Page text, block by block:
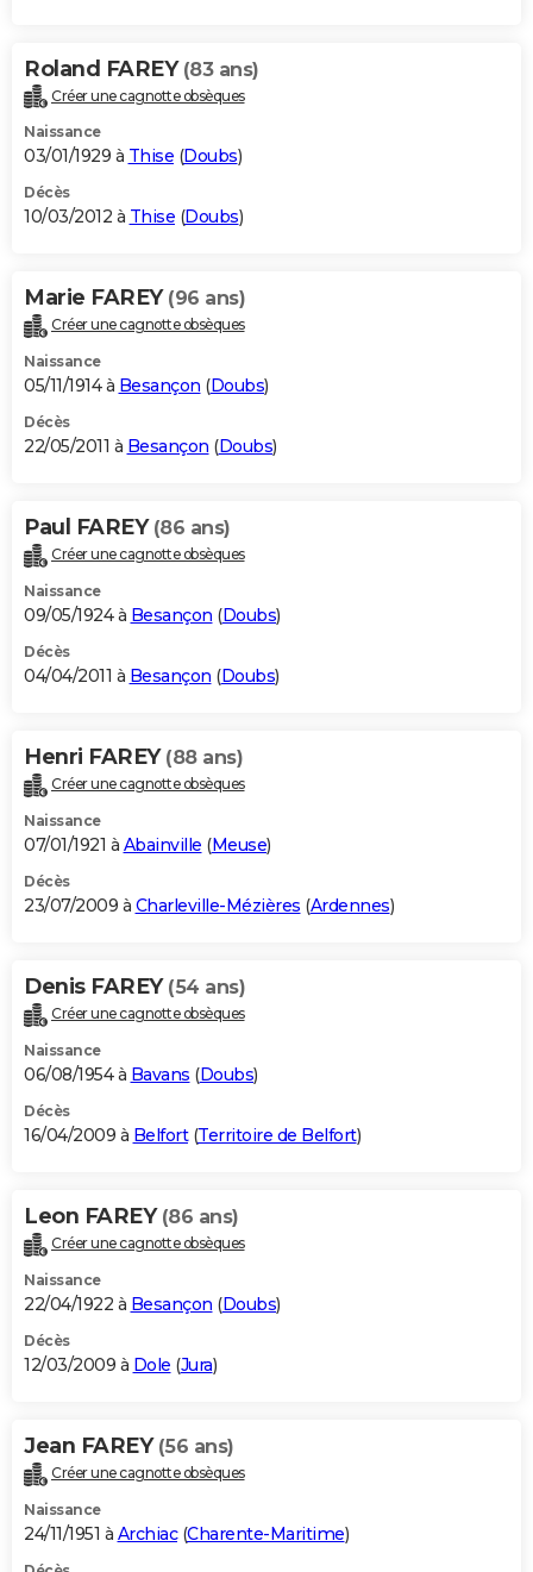
Roland FAREY (83 ans)
Créer une cagnotte obsèques
Naissance
03/01/1929 à Thise (Doubs)
Décès
10/03/2012 à Thise (Doubs)
Marie FAREY (96 ans)
Créer une cagnotte obsèques
Naissance
05/11/1914 à Besançon (Doubs)
Décès
22/05/2011 à Besançon (Doubs)
Paul FAREY (86 ans)
Créer une cagnotte obsèques
Naissance
09/05/1924 à Besançon (Doubs)
Décès
04/04/2011 à Besançon (Doubs)
Henri FAREY (88 ans)
Créer une cagnotte obsèques
Naissance
07/01/1921 à Abainville (Meuse)
Décès
23/07/2009 à Charleville-Mézières (Ardennes)
Denis FAREY (54 ans)
Créer une cagnotte obsèques
Naissance
06/08/1954 à Bavans (Doubs)
Décès
16/04/2009 à Belfort(Territoire de Belfort)
Leon FAREY (86 ans)
Créer une cagnotte obsèques
Naissance
22/04/1922 à Besançon (Doubs)
Décès
12/03/2009 à Dole (Jura)
Jean FAREY (56 ans)
Créer une cagnotte obsèques
Naissance
24/11/1951 à Archiac(Charente-Maritime)